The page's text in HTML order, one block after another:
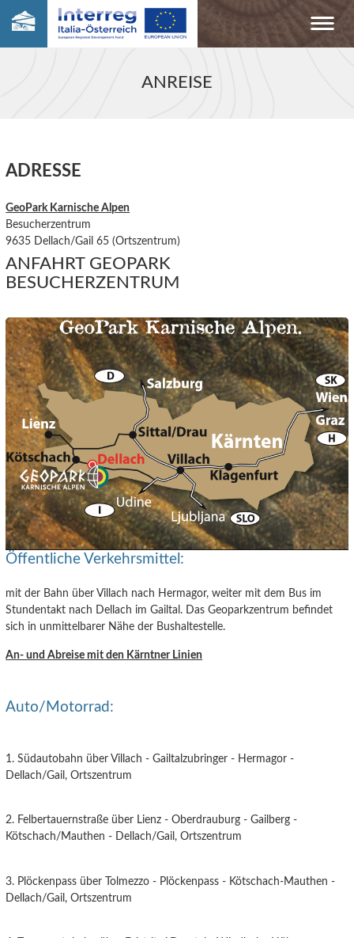
ANREISE
ADRESSE
GeoPark Karnische Alpen
Besucherzentrum
9635 Dellach/Gail 65 (Ortszentrum)
ANFAHRT GEOPARK
BESUCHERZENTRUM
Öffentliche Verkehrsmittel:
mit der Bahn über Villach nach Hermagor, weiter mit dem Bus im
Stundentakt nach Dellach im Gailtal. Das Geoparkzentrum befindet
sich in unmittelbarer Nähe der Bushaltestelle.
An- und Abreise mit den Kärntner Linien
Auto/Motorrad:
1. Südautobahn über Villach - Gailtalzubringer - Hermagor -
Dellach/Gail, Ortszentrum
2. Felbertauernstraße über Lienz - Oberdrauburg - Gailberg -
Kötschach/Mauthen - Dellach/Gail, Ortszentrum
3. Plöckenpass über Tolmezzo - Plöckenpass - Kötschach-Mauthen -
Dellach/Gail, Ortszentrum